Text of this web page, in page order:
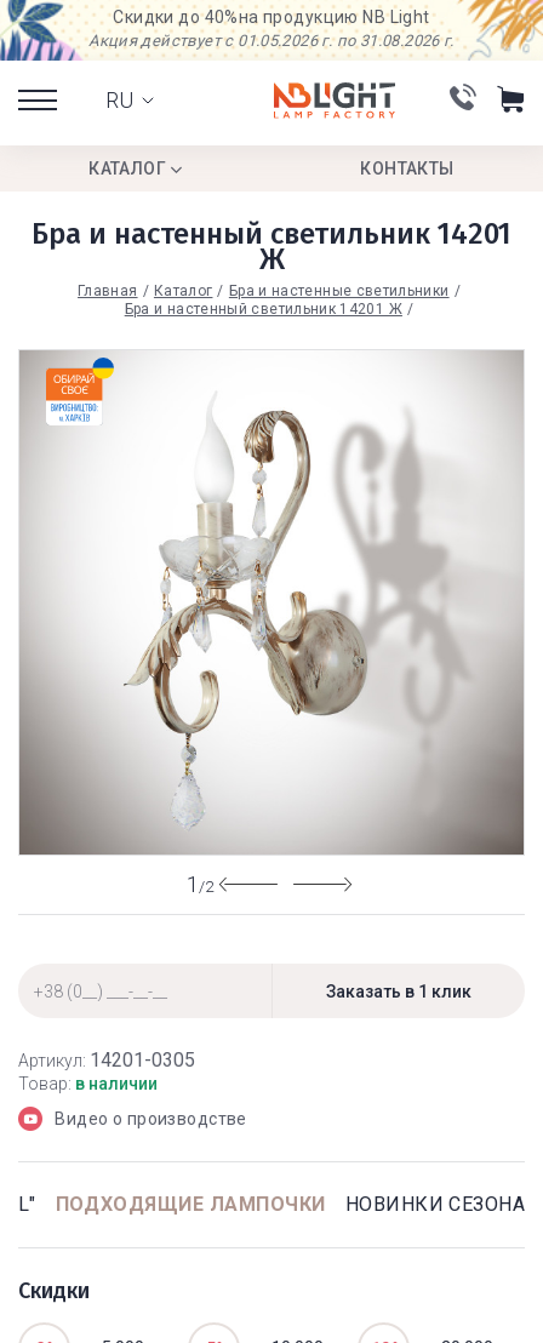
Скидки до 40%на продукцию NB Light
Акция действует с 01.05.2026 г. по 31.08.2026 г.
RU
КАТАЛОГ КОНТАКТЫ
Бра и настенный светильник 14201
Ж
Главная Каталог
Бра и настенные светильники
Бра и настенный светильник 14201 Ж
1 /2
Артикул: 14201-0305
Товар: в наличии
Видео о производстве
ПОДХОДЯЩИЕ ЛАМПОЧКИ НОВИНКИ СЕЗОНА
Скидки